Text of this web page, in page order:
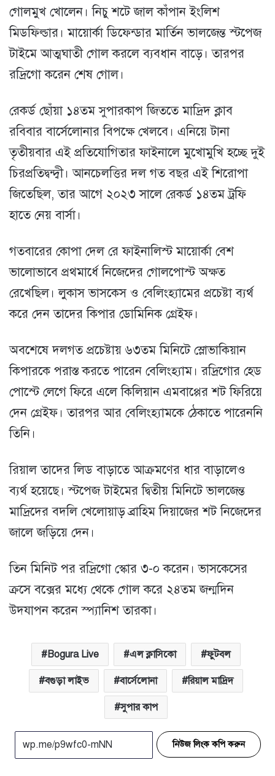
গোলমুখ খোলেন। নিচু শটে জাল কাঁপান ইংলিশ
মিডফিল্ডার। মায়োর্কা ডিফেন্ডার মার্তিন ভালজেন্ত স্টপেজ
টাইমে আত্মঘাতী গোল করলে ব্যবধান বাড়ে। তারপর
রদ্রিগো করেন শেষ গোল।
রেকর্ড ছোঁয়া ১৪তম সুপারকাপ জিততে মাদ্রিদ ক্লাব
রবিবার বার্সেলোনার বিপক্ষে খেলবে। এনিয়ে টানা
তৃতীয়বার এই প্রতিযোগিতার ফাইনালে মুখোমুখি হচ্ছে দুই
চিরপ্রতিদ্বন্দ্বী। আনচেলত্তির দল গত বছর এই শিরোপা
জিতেছিল, তার আগে ২০২৩ সালে রেকর্ড ১৪তম ট্রফি
হাতে নেয় বার্সা।
গতবারের কোপা দেল রে ফাইনালিস্ট মায়োর্কা বেশ
ভালোভাবে প্রথমার্ধে নিজেদের গোলপোস্ট অক্ষত
রেখেছিল। লুকাস ভাসকেস ও বেলিংহ্যামের প্রচেষ্টা ব্যর্থ
করে দেন তাদের কিপার ডোমিনিক গ্রেইফ।
অবশেষে দলগত প্রচেষ্টায় ৬৩তম মিনিটে স্লোভাকিয়ান
কিপারকে পরাস্ত করতে পারেন বেলিংহ্যাম। রদ্রিগোর হেড
পোস্টে লেগে ফিরে এলে কিলিয়ান এমবাপ্পের শট ফিরিয়ে
দেন গ্রেইফ। তারপর আর বেলিংহ্যামকে ঠেকাতে পারেননি
তিনি।
রিয়াল তাদের লিড বাড়াতে আক্রমণের ধার বাড়ালেও
ব্যর্থ হয়েছে। স্টপেজ টাইমের দ্বিতীয় মিনিটে ভালজেন্ত
মাদ্রিদের বদলি খেলোয়াড় ব্রাহিম দিয়াজের শট নিজেদের
জালে জড়িয়ে দেন।
তিন মিনিট পর রদ্রিগো স্কোর ৩-০ করেন। ভাসকেসের
ক্রসে বক্সের মধ্যে থেকে গোল করে ২৪তম জন্মদিন
উদযাপন করেন স্প্যানিশ তারকা।
Bogura Live এল ক্লাসিকো ফুটবল
বগুড়া লাইভ বার্সেলোনা রিয়াল মাদ্রিদ
সুপার কাপ
নিউজ লিংক কপি করুন